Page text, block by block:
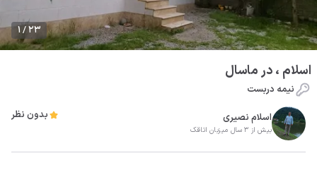
1 / 23
اسلام ، در ماسال
نیمه دربست
اسلام نصیری
بیش از 3 سال میزبان اتاقک
بدون نظر